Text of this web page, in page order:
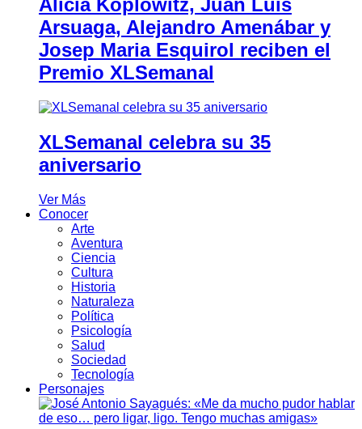
Alicia Koplowitz, Juan Luis
Arsuaga, Alejandro Amenábar y
Josep Maria Esquirol reciben el
Premio XLSemanal
XLSemanal celebra su 35
aniversario
Ver Más
Conocer
Arte
Aventura
Ciencia
Cultura
Historia
Naturaleza
Política
Psicología
Salud
Sociedad
Tecnología
Personajes